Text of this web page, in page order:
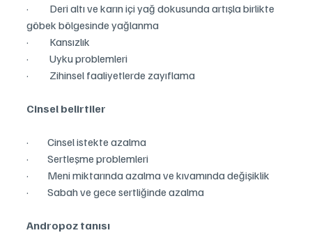
·          Deri altı ve karın içi yağ dokusunda artışla birlikte
göbek bölgesinde yağlanma
·          Kansızlık
·          Uyku problemleri
·          Zihinsel faaliyetlerde zayıflama
Cinsel belirtiler
·         Cinsel istekte azalma
·         Sertleşme problemleri
·         Meni miktarında azalma ve kıvamında değişiklik
·         Sabah ve gece sertliğinde azalma
Andropoz tanısı